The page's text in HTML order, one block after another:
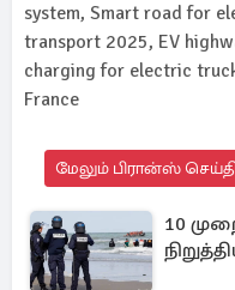
system, Smart road for
transport 2025, EV
charging for electric
France
மேலும் பிரான்ஸ்
10